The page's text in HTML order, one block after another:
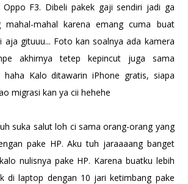
Oppo F3. Dibeli pakek gaji sendiri jadi ga
mahal-mahal karena emang cuma buat
aja gituuu... Foto kan soalnya ada kamera
akhirnya tetep kepincut juga sama
haha Kalo ditawarin iPhone gratis, siapa
migrasi kan ya cii hehehe
suka salut loh ci sama orang-orang yang
pake HP. Aku tuh jaraaaang banget
nulisnya pake HP. Karena buatku lebih
di laptop dengan 10 jari ketimbang pake